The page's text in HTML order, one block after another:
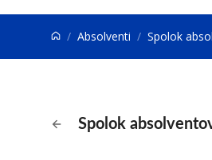
Absolventi Spolok
Spolok absolventov a